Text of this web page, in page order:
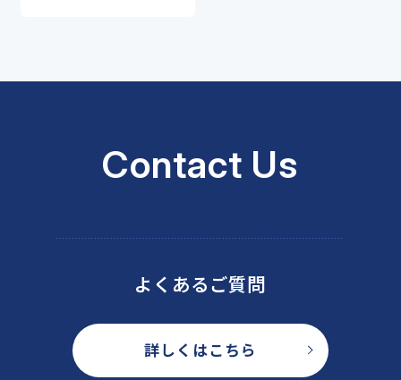
Contact Us
よくあるご質問
詳しくはこちら